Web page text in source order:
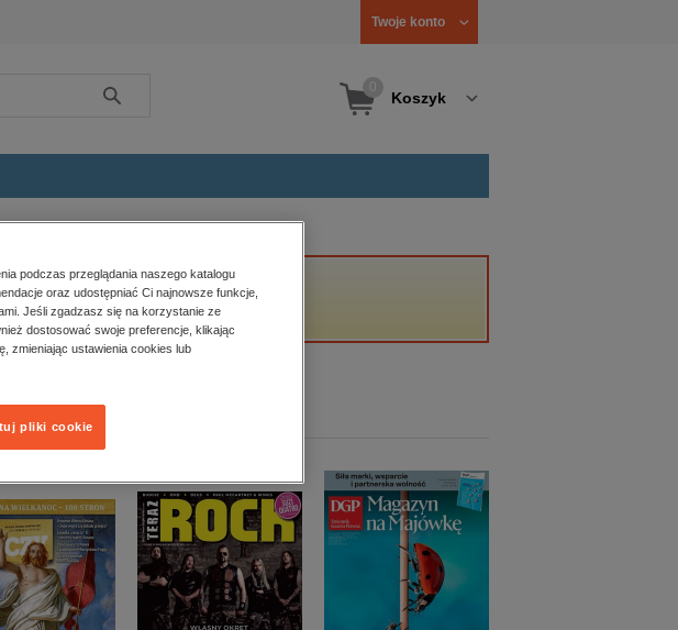
Twoje konto
Szukaj Koszyk
w Europie Wschodniej” nie jest dostępny.
podczas przeglądania naszego katalogu
oraz udostępniać Ci najnowsze funkcje,
Jeśli zgadzasz się na korzystanie ze
dostosować swoje preferencje, klikając
zmieniając ustawienia cookies lub
pliki cookie